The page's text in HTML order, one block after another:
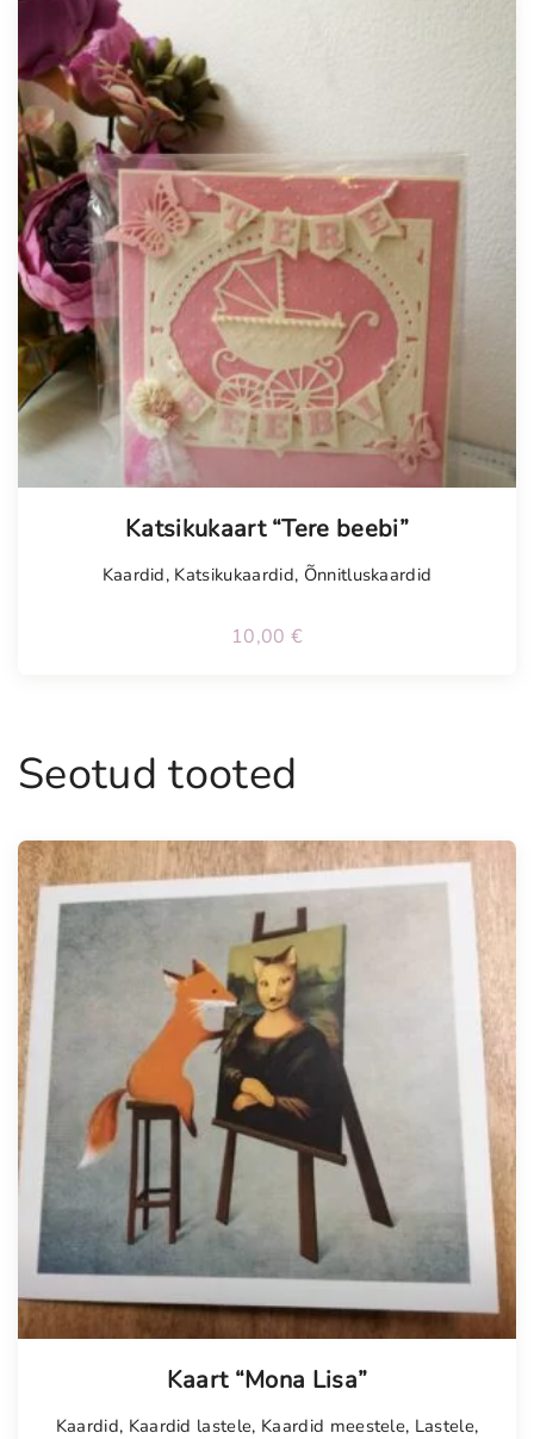
Katsikukaart “Tere beebi”
Kaardid, Katsikukaardid, Õnnitluskaardid
10,00 €
Seotud tooted
Kaart “Mona Lisa”
Kaardid, Kaardid lastele, Kaardid meestele, Lastele,